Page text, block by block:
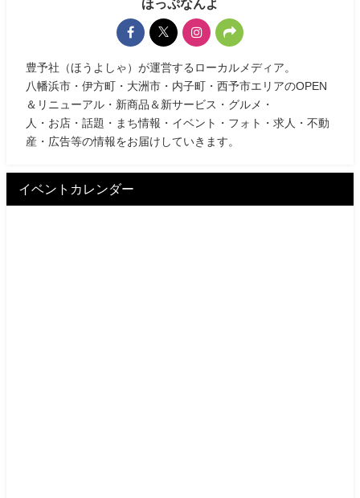
ほっぷなんよ
豊予社（ほうよしゃ）が運営するローカルメディア。
八幡浜市・伊方町・大洲市・内子町・西予市エリアのOPEN
＆リニューアル・新商品＆新サービス・グルメ・
人・お店・話題・まち情報・イベント・フォト・求人・不動
産・広告等の情報をお届けしていきます。
イベントカレンダー